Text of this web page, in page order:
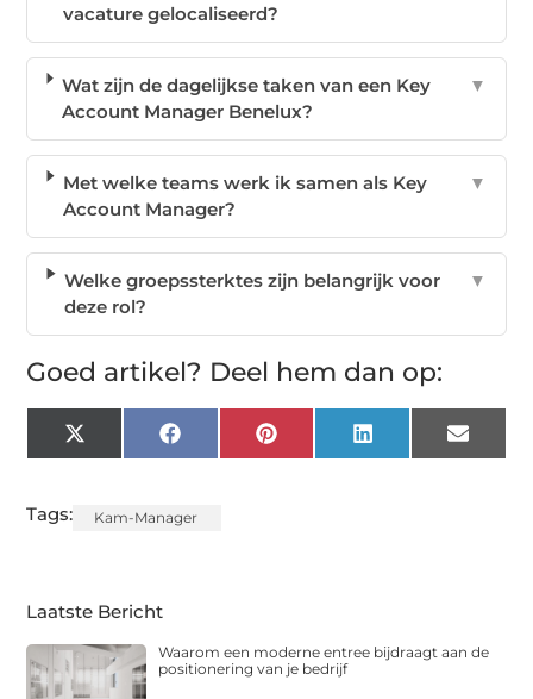
vacature gelocaliseerd?
Wat zijn de dagelijkse taken van een Key
Account Manager Benelux?
▼
Met welke teams werk ik samen als Key
Account Manager?
▼
Welke groepssterktes zijn belangrijk voor
deze rol?
▼
Goed artikel? Deel hem dan op:
X
(Twitter)
FacebookPinterest LinkedIn Email
Tags: Kam-Manager
Laatste Bericht
Waarom een moderne entree bijdraagt aan de
positionering van je bedrijf